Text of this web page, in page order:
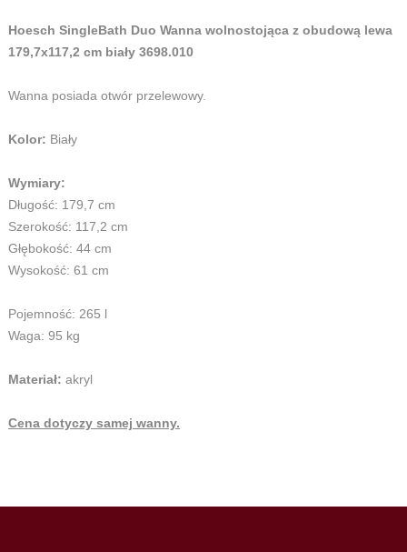
Hoesch SingleBath Duo Wanna wolnostojąca z obudową lewa
179,7x117,2 cm biały 3698.010
Wanna posiada otwór przelewowy.
Kolor: Biały
Wymiary:
Długość: 179,7 cm
Szerokość: 117,2 cm
Głębokość: 44 cm
Wysokość: 61 cm
Pojemność: 265 l
Waga: 95 kg
Materiał: akryl
Cena dotyczy samej wanny.